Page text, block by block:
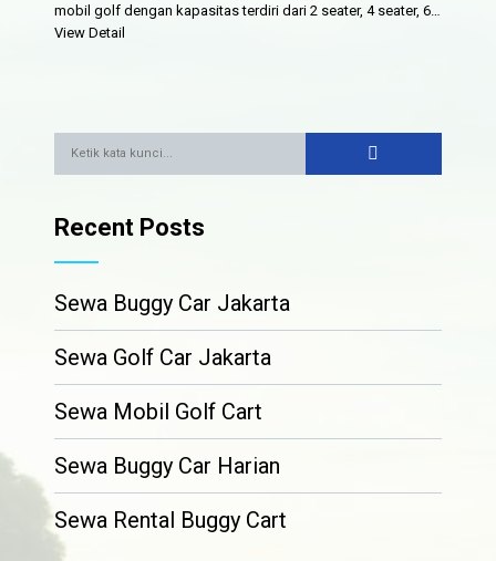
mobil golf dengan kapasitas terdiri dari 2 seater, 4 seater, 6…
View Detail
Recent Posts
Sewa Buggy Car Jakarta
Sewa Golf Car Jakarta
Sewa Mobil Golf Cart
Sewa Buggy Car Harian
Sewa Rental Buggy Cart